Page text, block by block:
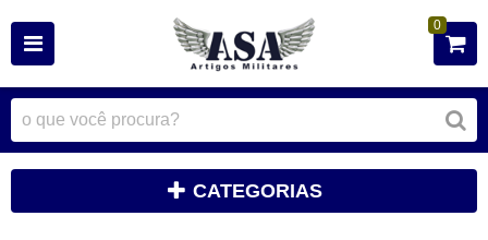
0
CATEGORIAS